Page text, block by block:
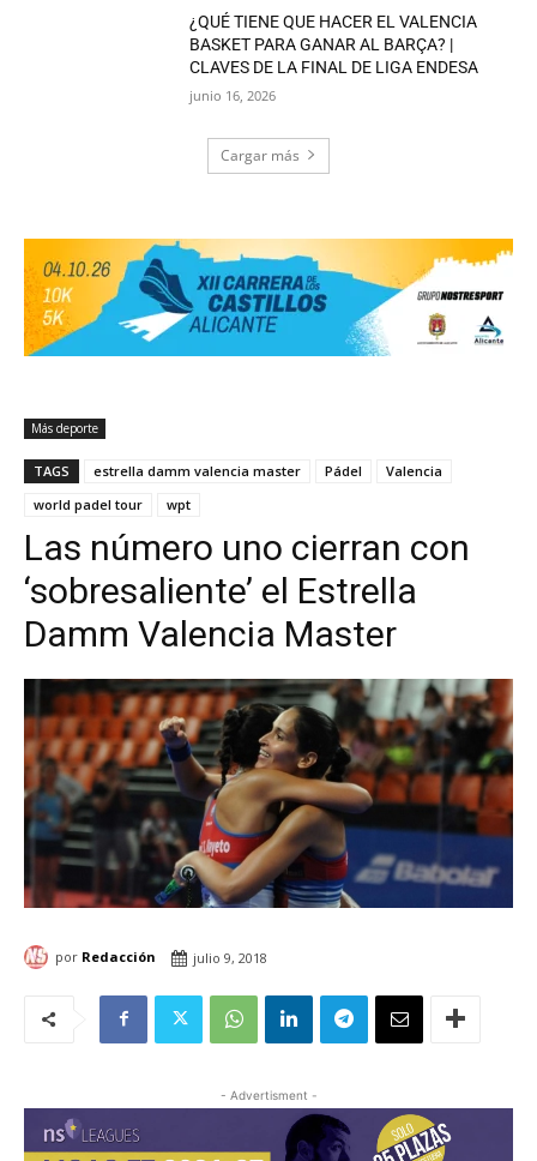
¿QUÉ TIENE QUE HACER EL VALENCIA
BASKET PARA GANAR AL BARÇA? |
CLAVES DE LA FINAL DE LIGA ENDESA
junio 16, 2026
Cargar más